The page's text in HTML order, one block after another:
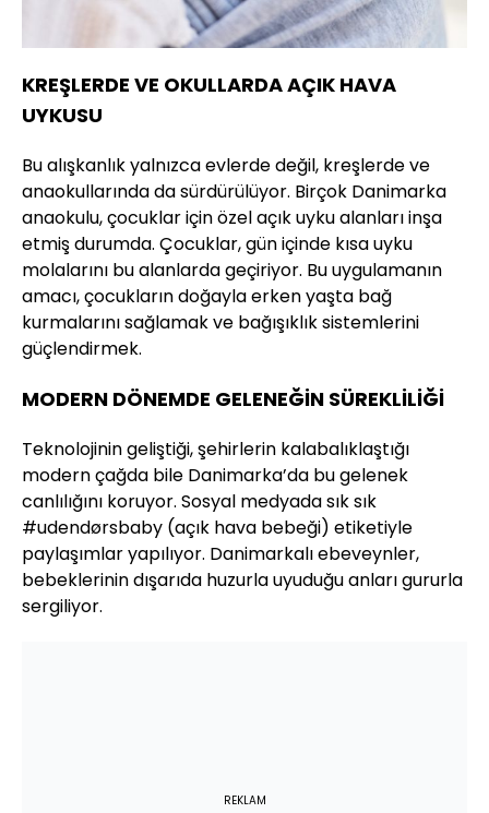
KREŞLERDE VE OKULLARDA AÇIK HAVA
UYKUSU
Bu alışkanlık yalnızca evlerde değil, kreşlerde ve
anaokullarında da sürdürülüyor. Birçok Danimarka
anaokulu, çocuklar için özel açık uyku alanları inşa
etmiş durumda. Çocuklar, gün içinde kısa uyku
molalarını bu alanlarda geçiriyor. Bu uygulamanın
amacı, çocukların doğayla erken yaşta bağ
kurmalarını sağlamak ve bağışıklık sistemlerini
güçlendirmek.
MODERN DÖNEMDE GELENEĞİN SÜREKLİLİĞİ
Teknolojinin geliştiği, şehirlerin kalabalıklaştığı
modern çağda bile Danimarka’da bu gelenek
canlılığını koruyor. Sosyal medyada sık sık
#udendørsbaby (açık hava bebeği) etiketiyle
paylaşımlar yapılıyor. Danimarkalı ebeveynler,
bebeklerinin dışarıda huzurla uyuduğu anları gururla
sergiliyor.
REKLAM